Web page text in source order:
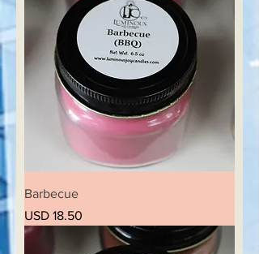
Barbecue
Precio
USD 18.50